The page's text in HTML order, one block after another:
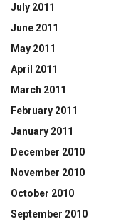
July 2011
June 2011
May 2011
April 2011
March 2011
February 2011
January 2011
December 2010
November 2010
October 2010
September 2010